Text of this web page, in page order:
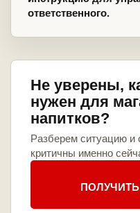
ответственного.
Не уверены,
нужен для
напитков?
Разберем ситуацию и
критичны именно